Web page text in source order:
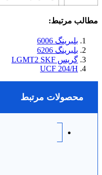
مطالب مرتبط:
بلبرینگ 6006
بلبرینگ 6206
گریس LGMT2 SKF
UCF 204/H
محصولات مرتبط